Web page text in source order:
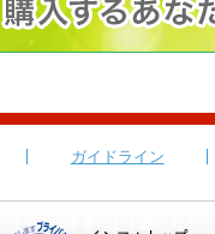
ガイドライン